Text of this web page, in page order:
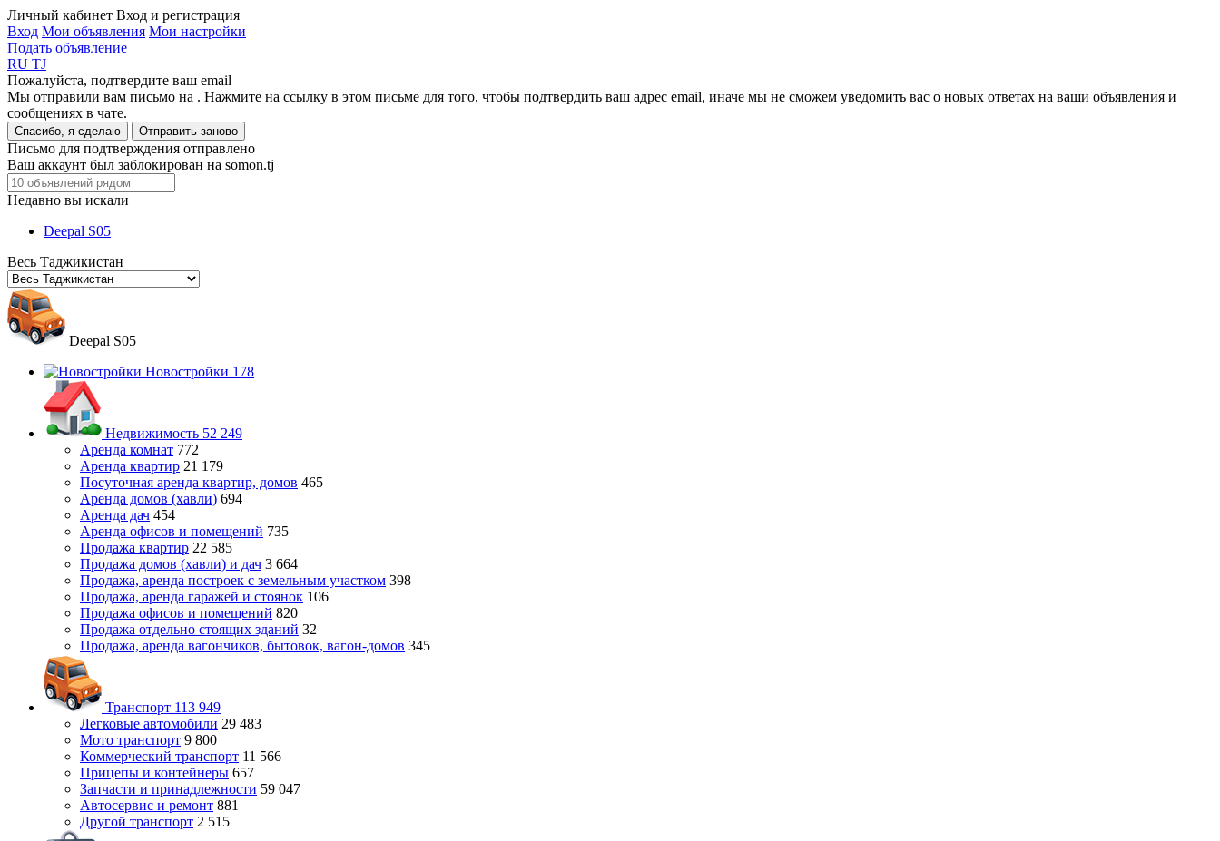
Личный кабинет Вход и регистрация
Вход Мои объявления Мои настройки
Подать объявление
RU TJ
Пожалуйста, подтвердите ваш email
Мы отправили вам письмо на . Нажмите на ссылку в этом письме для того, чтобы подтвердить ваш адрес email, иначе мы не сможем уведомить вас о новых ответах на ваши объявления и
сообщениях в чате.
Спасибо, я сделаю Отправить заново
Письмо для подтверждения отправлено
Ваш аккаунт был заблокирован на somon.tj
Недавно вы искали
Deepal S05
Весь Таджикистан
Deepal S05
Новостройки 178
Недвижимость 52 249
Аренда комнат 772
Аренда квартир 21 179
Посуточная аренда квартир, домов 465
Аренда домов (хавли) 694
Аренда дач 454
Аренда офисов и помещений 735
Продажа квартир 22 585
Продажа домов (хавли) и дач 3 664
Продажа, аренда построек с земельным участком 398
Продажа, аренда гаражей и стоянок 106
Продажа офисов и помещений 820
Продажа отдельно стоящих зданий 32
Продажа, аренда вагончиков, бытовок, вагон-домов 345
Транспорт 113 949
Легковые автомобили 29 483
Мото транспорт 9 800
Коммерческий транспорт 11 566
Прицепы и контейнеры 657
Запчасти и принадлежности 59 047
Автосервис и ремонт 881
Другой транспорт 2 515